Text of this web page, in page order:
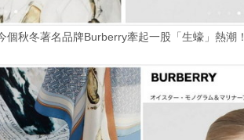
個秋冬著名品牌Burberry牽起一股「生蠔」熱潮！